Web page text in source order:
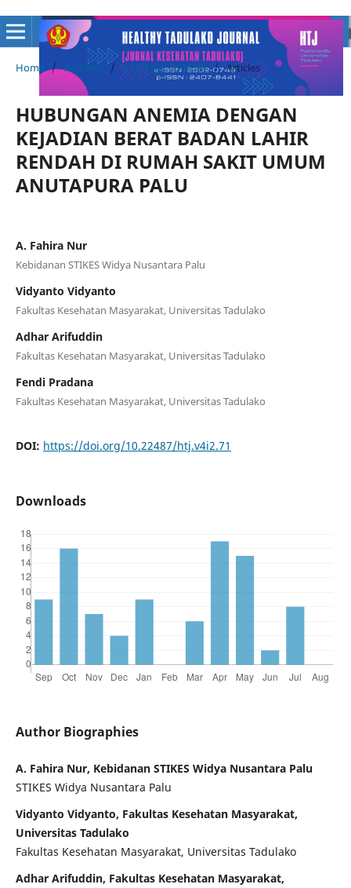
Home / Archives / Vol. 4 No. 2 (2018) / Articles
HUBUNGAN ANEMIA DENGAN
KEJADIAN BERAT BADAN LAHIR
RENDAH DI RUMAH SAKIT UMUM
ANUTAPURA PALU
A. Fahira Nur
Kebidanan STIKES Widya Nusantara Palu
Vidyanto Vidyanto
Fakultas Kesehatan Masyarakat, Universitas Tadulako
Adhar Arifuddin
Fakultas Kesehatan Masyarakat, Universitas Tadulako
Fendi Pradana
Fakultas Kesehatan Masyarakat, Universitas Tadulako
DOI: https://doi.org/10.22487/htj.v4i2.71
Downloads
Author Biographies
A. Fahira Nur, Kebidanan STIKES Widya Nusantara Palu
STIKES Widya Nusantara Palu
Vidyanto Vidyanto, Fakultas Kesehatan Masyarakat,
Universitas Tadulako
Fakultas Kesehatan Masyarakat, Universitas Tadulako
Adhar Arifuddin, Fakultas Kesehatan Masyarakat,